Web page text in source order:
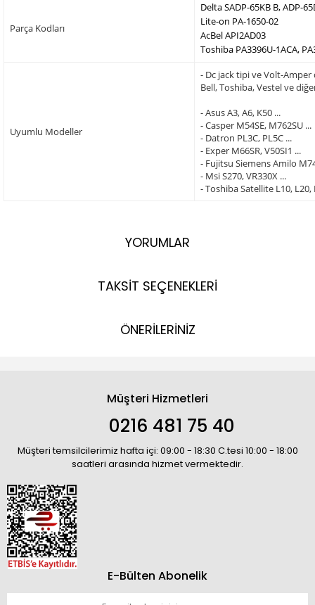
Parça Kodları
Delta SADP-65KB B, ADP-
Lite-on PA-1650-02
AcBel API2AD03
Toshiba PA3396U-1ACA,
Uyumlu Modeller
- Dc jack tipi ve Volt-
Bell, Toshiba, Vestel ve
- Asus A3, A6, K50 ...
- Casper M54SE, M762SU ...
- Datron PL3C, PL5C ...
- Exper M66SR, V50SI1 ...
- Fujitsu Siemens Amilo
- Msi S270, VR330X ...
- Toshiba Satellite L10, L20,
YORUMLAR
TAKSİT SEÇENEKLERİ
ÖNERİLERİNİZ
Müşteri Hizmetleri
0216 481 75 40
Müşteri temsilcilerimiz hafta içi: 09:00 - 18:30 C.tesi 10:00 - 18:00
saatleri arasında hizmet vermektedir.
E-Bülten Abonelik